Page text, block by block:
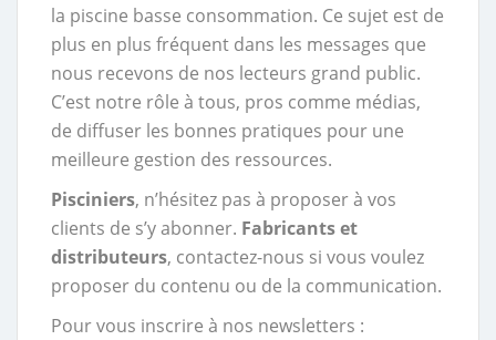
la piscine basse consommation. Ce sujet est de
plus en plus fréquent dans les messages que
nous recevons de nos lecteurs grand public.
C’est notre rôle à tous, pros comme médias,
de diffuser les bonnes pratiques pour une
meilleure gestion des ressources.
Pisciniers, n’hésitez pas à proposer à vos
clients de s’y abonner. Fabricants et
distributeurs, contactez-nous si vous voulez
proposer du contenu ou de la communication.
Pour vous inscrire à nos newsletters :